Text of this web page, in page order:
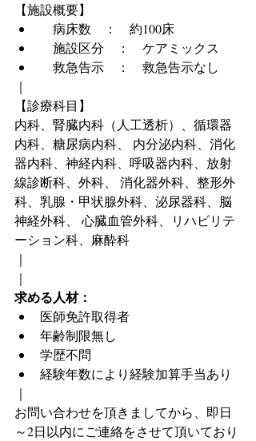
【施設概要】
病床数　：　約100床
施設区分　：　ケアミックス
救急告示　：　救急告示なし
｜
【診療科目】
内科、腎臓内科（人工透析）、循環器
内科、糖尿病内科、 内分泌内科、消化
器内科、神経内科、呼吸器内科、放射
線診断科、外科、 消化器外科、整形外
科、乳腺・甲状腺外科、泌尿器科、脳
神経外科、 心臓血管外科、リハビリテ
ーション科、麻酔科
｜
｜
求める人材：
医師免許取得者
年齢制限無し
学歴不問
経験年数により経験加算手当あり
｜
お問い合わせを頂きましてから、即日
～2日以内にご連絡をさせて頂いており